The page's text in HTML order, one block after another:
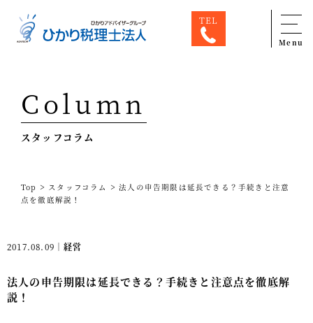
TEL
Menu
専門家一覧
ひかり税理士法人について
サービス
スタッフ紹介
出版物
Column
スタッフコラム
Top > スタッフコラム >法人の申告期限は延長できる？手続きと注意
点を徹底解説！
2017.08.09｜経営
法人の申告期限は延長できる？手続きと注意点を徹底解
説！